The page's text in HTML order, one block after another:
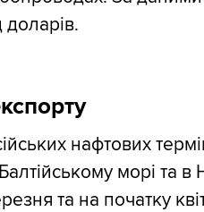
нафтових
морі та в
та на початку